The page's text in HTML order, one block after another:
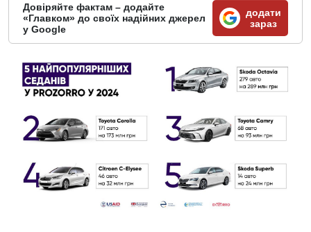
Довіряйте фактам – додайте
«Главком» до своїх надійних джерел
у Google
додати
зараз